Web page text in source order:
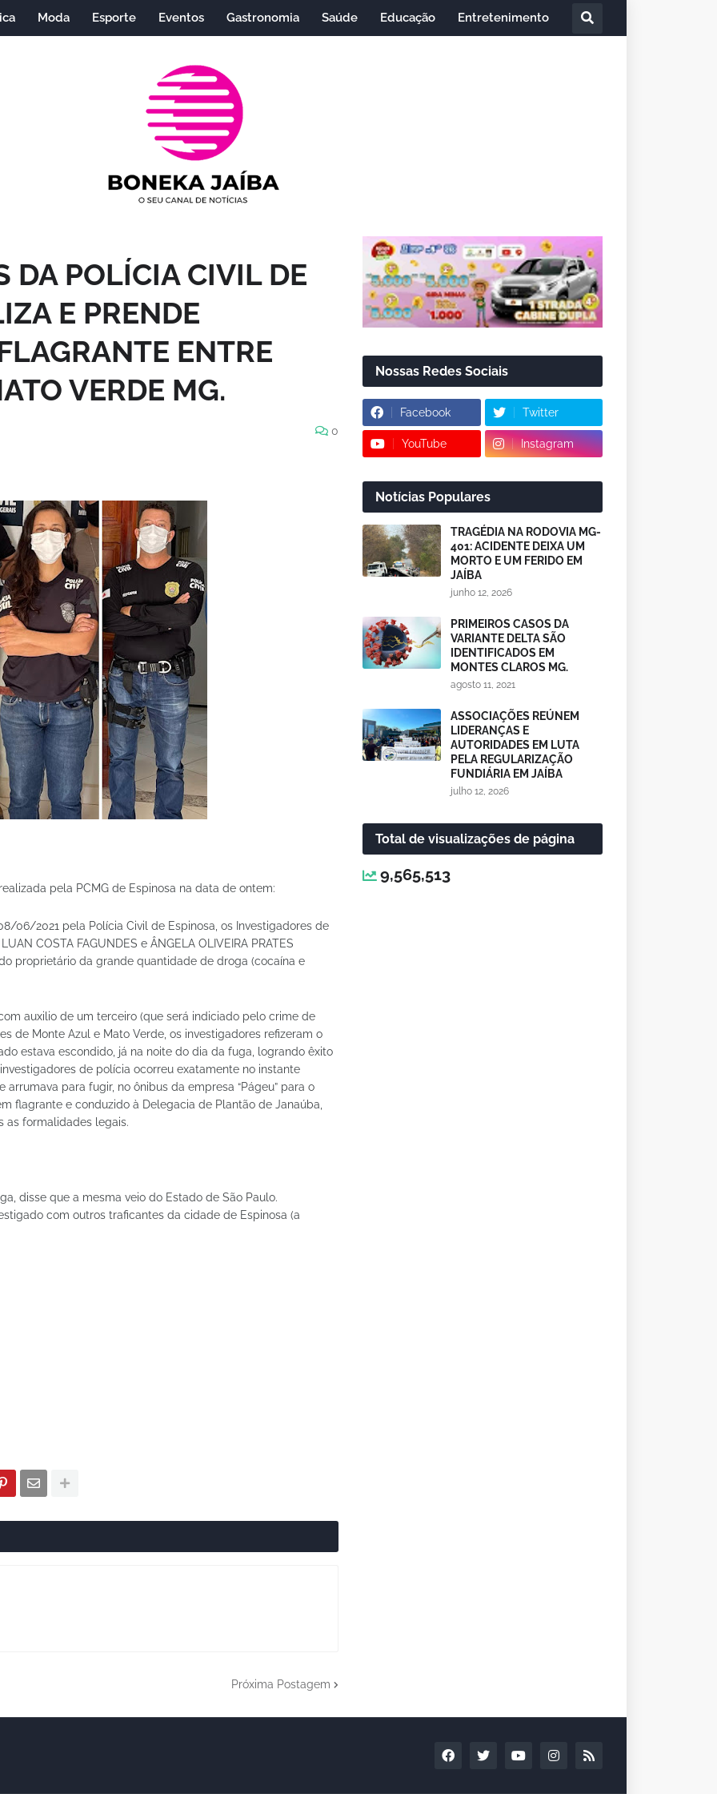
Moda Esporte Eventos Gastronomia Saúde Educação Entretenimento
DA POLÍCIA CIVIL DE
E PRENDE
ENTRE
VERDE MG.
0
pela PCMG de Espinosa na data de ontem:
06/2021 pela Polícia Civil de Espinosa, os Investigadores de
COSTA FAGUNDES e ÂNGELA OLIVEIRA PRATES
proprietário da grande quantidade de droga (cocaína e
auxilio de um terceiro (que será indiciado pelo crime de
de Monte Azul e Mato Verde, os investigadores refizeram o
estava escondido, já na noite do dia da fuga, logrando êxito
de polícia ocorreu exatamente no instante
para fugir, no ônibus da empresa “Págeu” para o
flagrante e conduzido à Delegacia de Plantão de Janaúba,
as formalidades legais.
disse que a mesma veio do Estado de São Paulo.
com outros traficantes da cidade de Espinosa (a
Próxima Postagem
Nossas Redes Sociais
Facebook Twitter
YouTube Instagram
Notícias Populares
TRAGÉDIA NA RODOVIA MG-
401: ACIDENTE DEIXA UM
MORTO E UM FERIDO EM
JAÍBA
junho 12, 2026
PRIMEIROS CASOS DA
VARIANTE DELTA SÃO
IDENTIFICADOS EM
MONTES CLAROS MG.
agosto 11, 2021
ASSOCIAÇÕES REÚNEM
LIDERANÇAS E
AUTORIDADES EM LUTA
PELA REGULARIZAÇÃO
FUNDIÁRIA EM JAÍBA
julho 12, 2026
Total de visualizações de página
9,565,513